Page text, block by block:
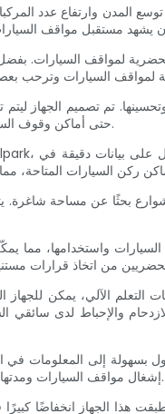
المدن وارتفاع عدد
حتى أماكن وقوف السيارات في الشوارع، مما يجعله حلاً متعدد الاستخدامات لأي بيئة حضرية.
والإحباط لدى
إشغال مواقف السيارات ومدتها والانتهاكات، مما يمكّن السلطات من معالجة المشكلات بسرعة وكفاءة.